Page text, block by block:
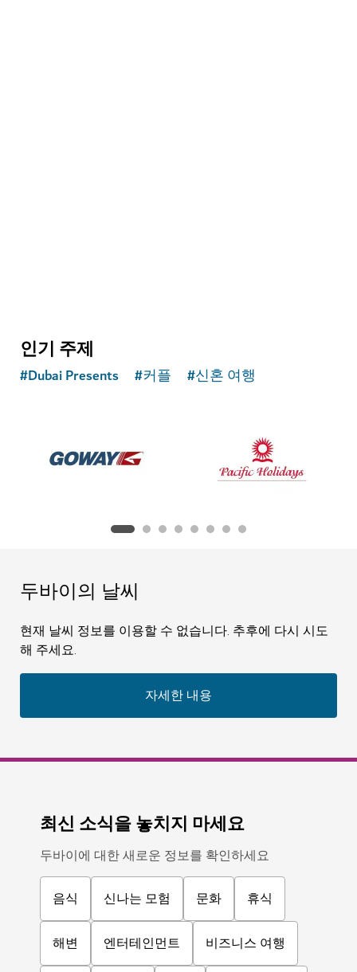
인기 주제
#Dubai Presents #커플 #신혼 여행
두바이의 날씨
현재 날씨 정보를 이용할 수 없습니다. 추후에 다시 시도
해 주세요.
자세한 내용
최신 소식을 놓치지 마세요
두바이에 대한 새로운 정보를 확인하세요
음식 신나는 모험 문화 휴식
해변 엔터테인먼트 비즈니스 여행